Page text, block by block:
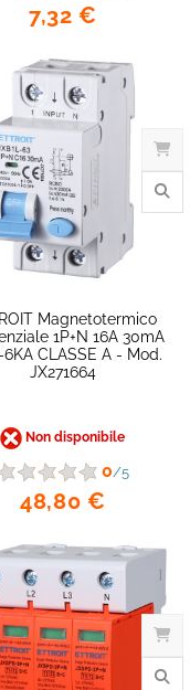
7,32 €
Magnetotermico
1P+N 16A 30mA
6KA CLASSE A - Mod.
JX271664
Non disponibile
0/5
48,80 €